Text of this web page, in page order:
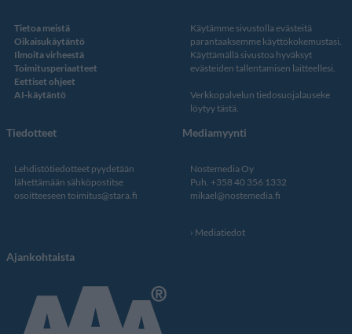
Tietoa meistä
Oikaisukäytäntö
Ilmoita virheestä
Toimitusperiaatteet
Eettiset ohjeet
AI-käytäntö
Käytämme sivustolla evästeitä
parantaaksemme käyttökokemustasi.
Käyttämällä sivustoa hyväksyt
evästeiden tallentamisen laitteellesi.
Verkkopalvelun tiedosuojalauseke
löytyy tästä.
Tiedotteet
Lehdistötiedotteet pyydetään
lähettämään sähköpostitse
osoitteeseen toimitus@stara.fi
Mediamyynti
Nostemedia Oy
Puh. +358 40 356 1332
mikael@nostemedia.fi
Mediatiedot
Ajankohtaista